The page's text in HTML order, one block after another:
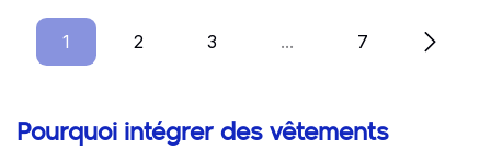
Page
1 Page
2 Page
3 ... Page
7
Informations complémentaires
Pourquoi intégrer des vêtements